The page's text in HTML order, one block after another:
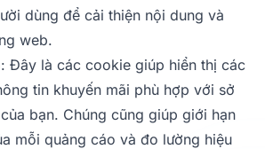
dùng để cải thiện nội dung và
web.
Đây là các cookie giúp hiển thị các
tin khuyến mãi phù hợp với sở
bạn. Chúng cũng giúp giới hạn
mỗi quảng cáo và đo lường hiệu